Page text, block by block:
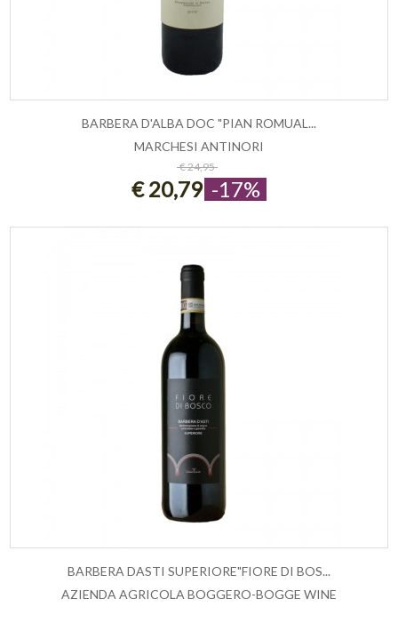
ESAURITO
BARBERA D'ALBA DOC "PIAN ROMUAL...
MARCHESI ANTINORI
€ 24,95
€ 20,79 -17%
AGGIUNGI AL CARRELLO
BARBERA DASTI SUPERIORE"FIORE DI BOS...
AZIENDA AGRICOLA BOGGERO-BOGGE WINE